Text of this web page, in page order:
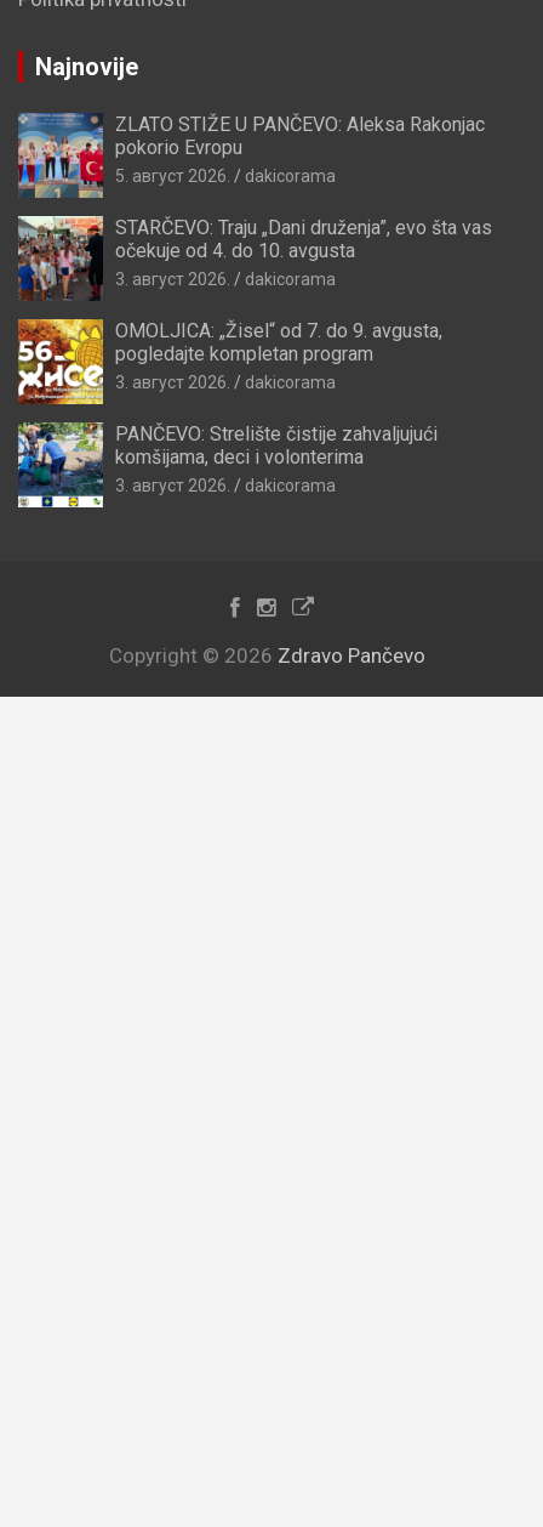
Najnovije
ZLATO STIŽE U PANČEVO: Aleksa Rakonjac
pokorio Evropu
5. август 2026. dakicorama
STARČEVO: Traju „Dani druženja”, evo šta vas
očekuje od 4. do 10. avgusta
3. август 2026. dakicorama
OMOLJICA: „Žisel“ od 7. do 9. avgusta,
pogledajte kompletan program
3. август 2026. dakicorama
PANČEVO: Strelište čistije zahvaljujući
komšijama, deci i volonterima
3. август 2026. dakicorama
Copyright © 2026 Zdravo Pančevo